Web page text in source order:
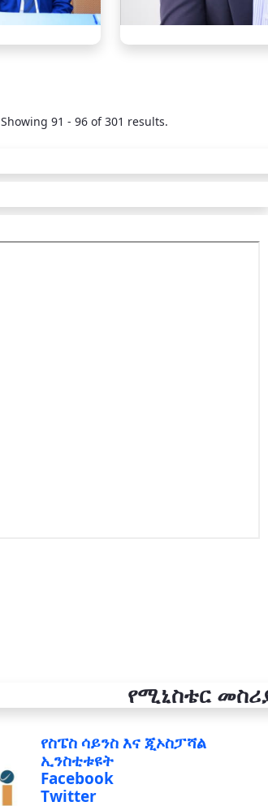
Showing 91 - 96 of 301 results.
የሚኒስቴር
የስፔስ ሳይንስ እና ጂኦስፓሻል
ኢንስቲቱዩት
Facebook
Twitter